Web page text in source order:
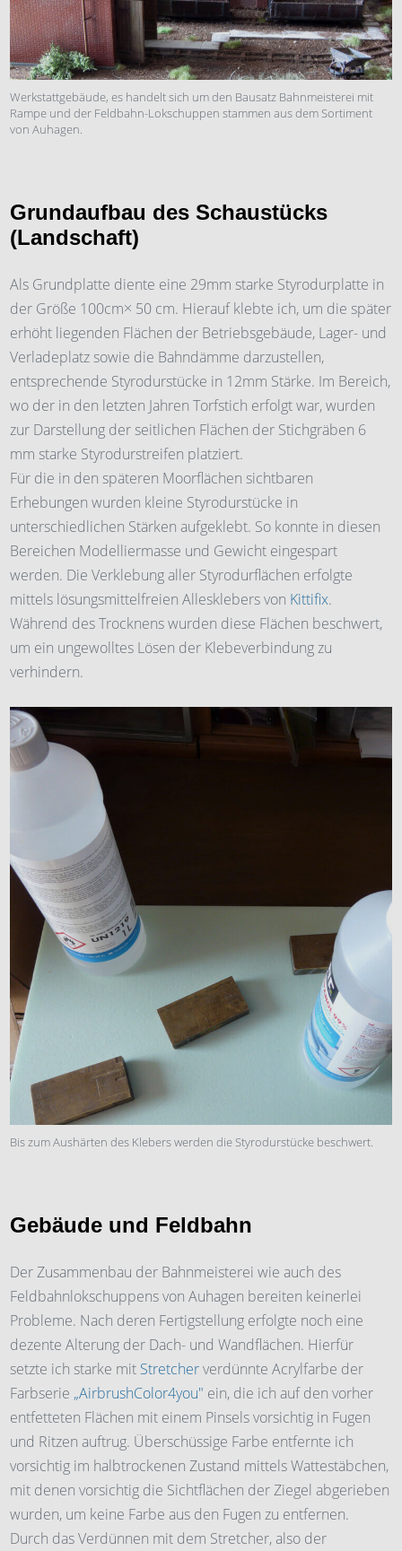
Werkstattgebäude, es handelt sich um den Bausatz Bahnmeisterei mit
Rampe und der Feldbahn-Lokschuppen stammen aus dem Sortiment
von Auhagen.
Grundaufbau des Schaustücks
(Landschaft)
Als Grundplatte diente eine 29mm starke Styrodurplatte in
der Größe 100cm× 50 cm. Hierauf klebte ich, um die später
erhöht liegenden Flächen der Betriebsgebäude, Lager- und
Verladeplatz sowie die Bahndämme darzustellen,
entsprechende Styrodurstücke in 12mm Stärke. Im Bereich,
wo der in den letzten Jahren Torfstich erfolgt war, wurden
zur Darstellung der seitlichen Flächen der Stichgräben 6
mm starke Styrodurstreifen platziert.
Für die in den späteren Moorflächen sichtbaren
Erhebungen wurden kleine Styrodurstücke in
unterschiedlichen Stärken aufgeklebt. So konnte in diesen
Bereichen Modelliermasse und Gewicht eingespart
werden. Die Verklebung aller Styrodurflächen erfolgte
mittels lösungsmittelfreien Allesklebers von Kittifix.
Während des Trocknens wurden diese Flächen beschwert,
um ein ungewolltes Lösen der Klebeverbindung zu
verhindern.
Bis zum Aushärten des Klebers werden die Styrodurstücke beschwert.
Gebäude und Feldbahn
Der Zusammenbau der Bahnmeisterei wie auch des
Feldbahnlokschuppens von Auhagen bereiten keinerlei
Probleme. Nach deren Fertigstellung erfolgte noch eine
dezente Alterung der Dach- und Wandflächen. Hierfür
setzte ich starke mit Stretcherverdünnte Acrylfarbe der
Farbserie „AirbrushColor4you" ein, die ich auf den vorher
entfetteten Flächen mit einem Pinsels vorsichtig in Fugen
und Ritzen auftrug. Überschüssige Farbe entfernte ich
vorsichtig im halbtrockenen Zustand mittels Wattestäbchen,
mit denen vorsichtig die Sichtflächen der Ziegel abgerieben
wurden, um keine Farbe aus den Fugen zu entfernen.
Durch das Verdünnen mit dem Stretcher, also der